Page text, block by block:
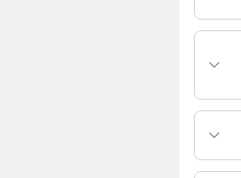
خیابان پاسداران ، نیستان سوم ، خیابان صدف ، خیابان حکمت شرقی ، پلاک 9 ،